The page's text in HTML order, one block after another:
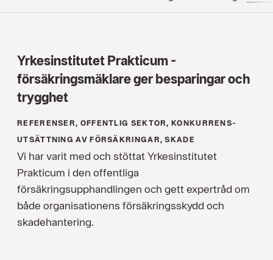
Yrkesinstitutet Prakticum -
försäkringsmäklare ger besparingar och
trygghet
REFERENSER, OFFENTLIG SEKTOR, KONKURRENS­
UTSÄTTNING AV FÖRSÄKRINGAR, SKADE
Vi har varit med och stöttat Yrkesinstitutet
Prakticum i den offentliga
försäkringsupphandlingen och gett expertråd om
både organisationens försäkringsskydd och
skadehantering.